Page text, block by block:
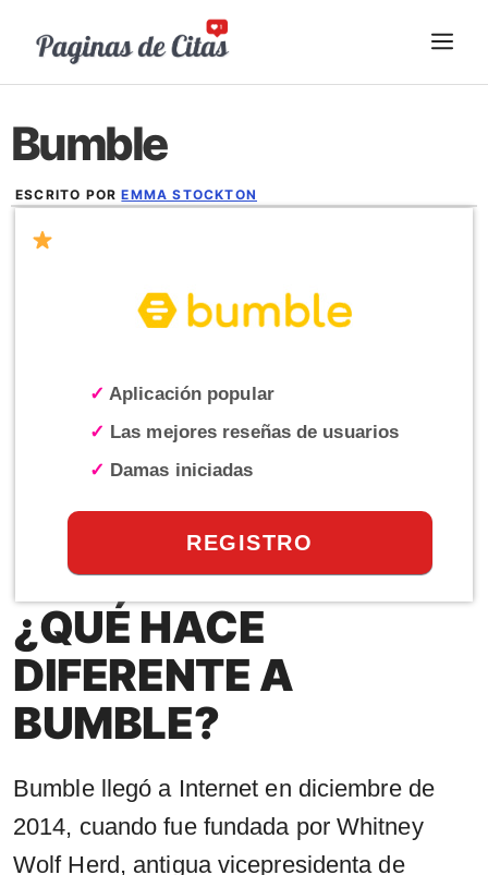
contenido
Bumble
ESCRITO POREMMA STOCKTON
✓ Aplicación popular
✓ Las mejores reseñas de usuarios
✓ Damas iniciadas
REGISTRO
¿QUÉ HACE
DIFERENTE A
BUMBLE?
Bumble llegó a Internet en diciembre de
2014, cuando fue fundada por Whitney
Wolf Herd, antigua vicepresidenta de